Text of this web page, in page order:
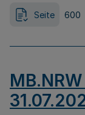
Seite 600